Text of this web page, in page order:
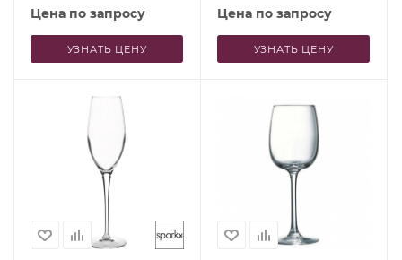
Цена по запросу
УЗНАТЬ ЦЕНУ
Цена по запросу
УЗНАТЬ ЦЕНУ